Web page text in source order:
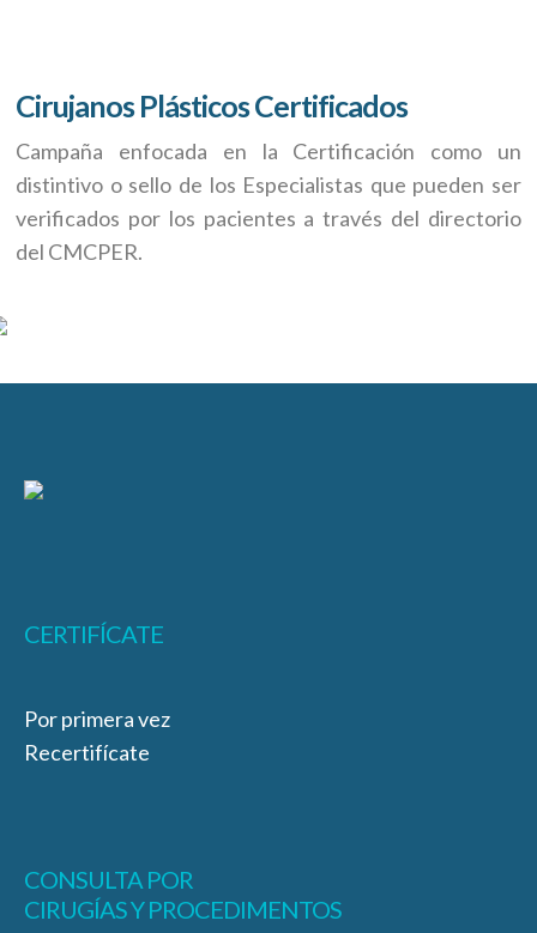
Cirujanos Plásticos Certificados
Campaña enfocada en la Certificación como un
distintivo o sello de los Especialistas que pueden ser
verificados por los pacientes a través del directorio
del CMCPER.
CERTIFÍCATE
Por primera vez
Recertifícate
CONSULTA POR
CIRUGÍAS Y PROCEDIMENTOS